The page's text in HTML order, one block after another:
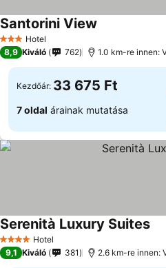
3 Kategória
Hotel
Santorini View
8,9 Kiváló 762 1.0 km-re innen:
Kezdőár: 33 675 Ft
7 oldal árainak mutatása
4 KategóriaHotel
Serenità Luxury Suites
9,1 Kiváló 381 2.6 km-re innen: